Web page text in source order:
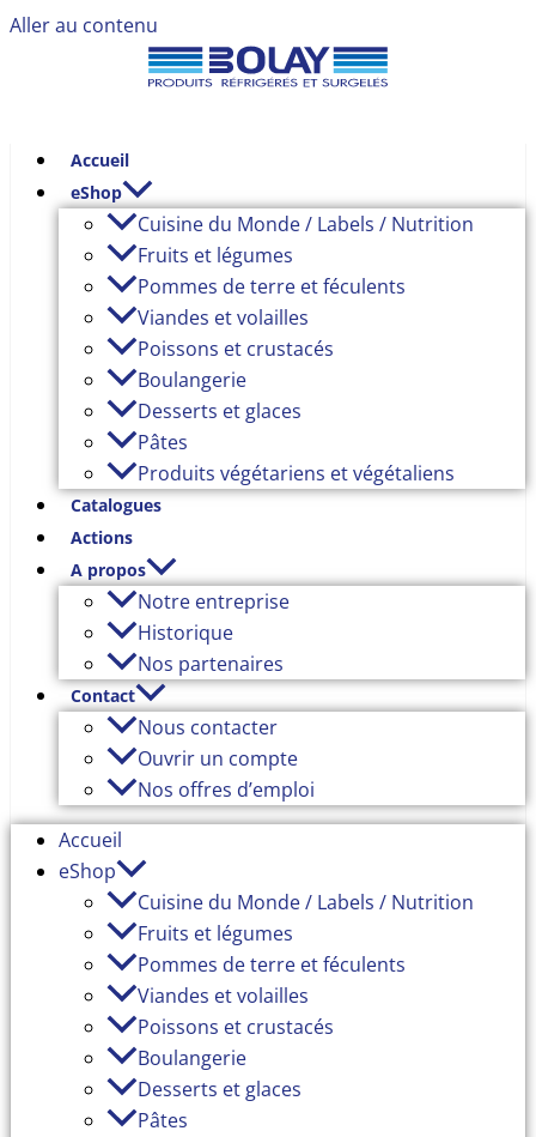
Aller au contenu
Accueil
eShop
Cuisine du Monde / Labels / Nutrition
Fruits et légumes
Pommes de terre et féculents
Viandes et volailles
Poissons et crustacés
Boulangerie
Desserts et glaces
Pâtes
Produits végétariens et végétaliens
Catalogues
Actions
A propos
Notre entreprise
Historique
Nos partenaires
Contact
Nous contacter
Ouvrir un compte
Nos offres d’emploi
Accueil
eShop
Cuisine du Monde / Labels / Nutrition
Fruits et légumes
Pommes de terre et féculents
Viandes et volailles
Poissons et crustacés
Boulangerie
Desserts et glaces
Pâtes